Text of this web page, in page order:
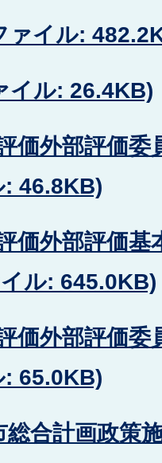
ァイル:
イル: 26.4KB)
価外部評価委
: 46.8KB)
価外部評価基
ル: 645.0KB)
価外部評価委
: 65.0KB)
総合計画政策